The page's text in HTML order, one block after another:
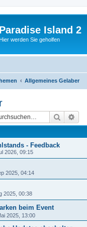
Paradise Island 2
werden Sie geholfen
Allgemeines Gelaber
Suche
- Feedback
2026, 09:15
2025, 04:14
2025, 00:38
beim Event
2025, 13:00